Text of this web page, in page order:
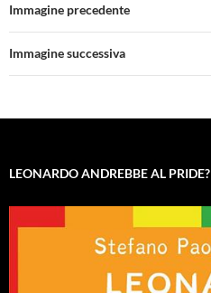
Immagine precedente
Immagine successiva
LEONARDO ANDREBBE AL PRIDE?